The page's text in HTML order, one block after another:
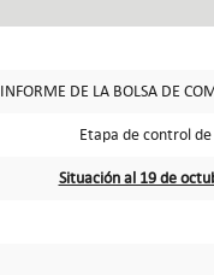
INFORME DE LA BOLSA DE
Etapa de control
Situación al 19 de